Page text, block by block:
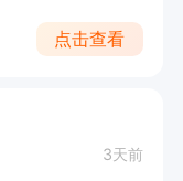
点击查看
3天前